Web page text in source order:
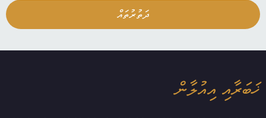
ދަތުރުތައް
ޚަބަރާއި އިއުލާން